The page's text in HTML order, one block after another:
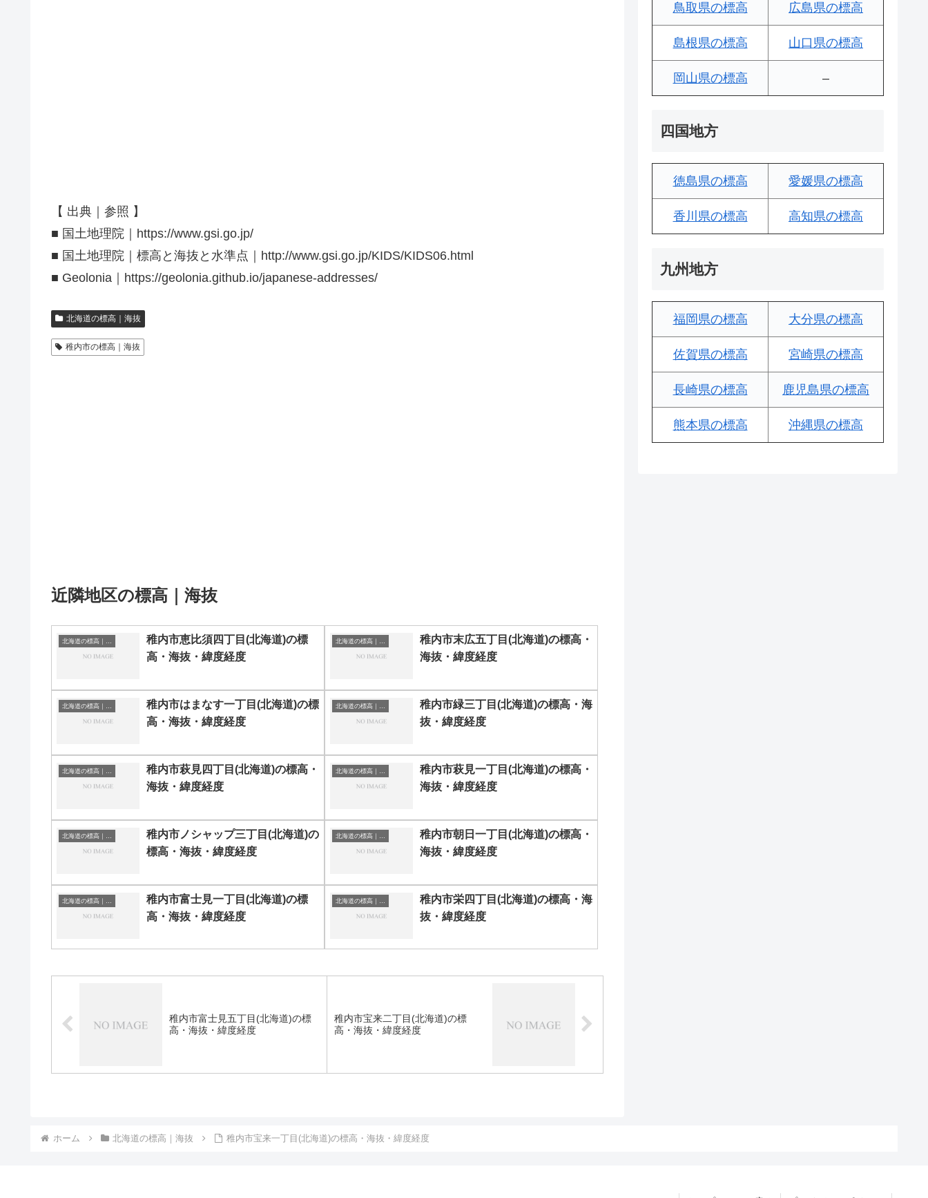
【 出典｜参照 】
■ 国土地理院｜https://www.gsi.go.jp/
■ 国土地理院｜標高と海抜と水準点｜http://www.gsi.go.jp/KIDS/KIDS06.html
■ Geolonia｜https://geolonia.github.io/japanese-addresses/
北海道の標高｜海抜
稚内市の標高｜海抜
近隣地区の標高｜海抜
稚内市恵比須四丁目(北海道)の標
高・海抜・緯度経度
稚内市末広五丁目(北海道)の標高・
海抜・緯度経度
稚内市はまなす一丁目(北海道)の標
高・海抜・緯度経度
稚内市緑三丁目(北海道)の標高・海
抜・緯度経度
稚内市萩見四丁目(北海道)の標高・
海抜・緯度経度
稚内市萩見一丁目(北海道)の標高・
海抜・緯度経度
稚内市ノシャップ三丁目(北海道)の
標高・海抜・緯度経度
稚内市朝日一丁目(北海道)の標高・
海抜・緯度経度
稚内市富士見一丁目(北海道)の標
高・海抜・緯度経度
稚内市栄四丁目(北海道)の標高・海
抜・緯度経度
稚内市富士見五丁目(北海道)の標
高・海抜・緯度経度
稚内市宝来二丁目(北海道)の標
高・海抜・緯度経度
鳥取県の標高 広島県の標高
島根県の標高 山口県の標高
岡山県の標高 –
四国地方
徳島県の標高 愛媛県の標高
香川県の標高 高知県の標高
九州地方
福岡県の標高 大分県の標高
佐賀県の標高 宮崎県の標高
長崎県の標高 鹿児島県の標高
熊本県の標高 沖縄県の標高
ホーム 北海道の標高｜海抜 稚内市宝来一丁目(北海道)の標高・海抜・緯度経度